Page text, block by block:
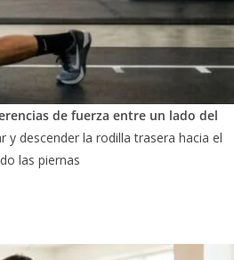
de fuerza entre un lado del
y descender la rodilla trasera hacia el
las piernas